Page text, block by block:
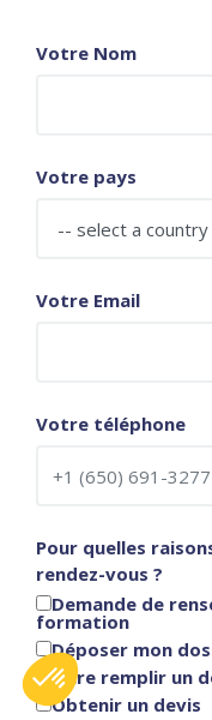
Votre Nom
Votre pays
Votre Email
Votre téléphone
Pour quelles
rendez-vous ?
Demande de
formation
Déposer mon
Faire remplir un
Obtenir un devis